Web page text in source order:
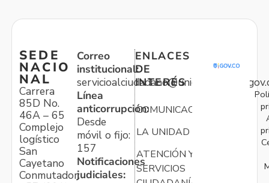
SEDE
NACIO
NAL
Carrera
85D No.
46A – 65
Complejo
logístico
San
Cayetano
Conmutador:
Correo
institucional:
Línea
anticorrupción:
Desde
móvil o fijo:
157
Notificaciones
judiciales:
ENLACES
DE
INTERÉS
COMUNICACIONES
LA UNIDAD
ATENCIÓN Y
SERVICIOS